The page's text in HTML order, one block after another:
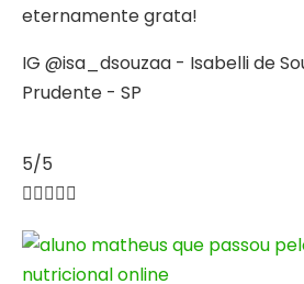
eternamente grata!
IG @isa_dsouzaa - Isabelli de
Prudente - SP
5/5
